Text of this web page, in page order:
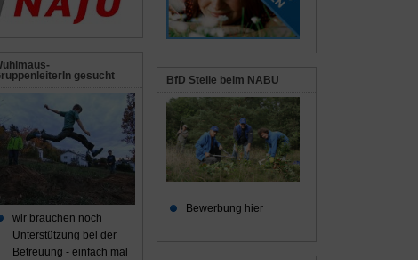
BfD Stelle beim NABU
Bewerbung hier
gesucht
wir brauchen noch
Unterstützung bei der
Betreuung - einfach mal